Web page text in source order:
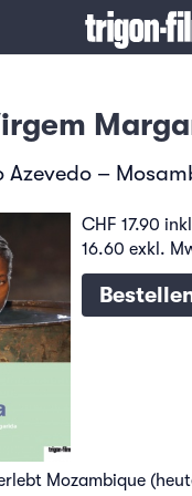
Azevedo –
CHF 17.90
16.60 exkl.
Mozambique